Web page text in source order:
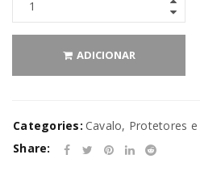
ADICIONAR
Categories: Cavalo, Protetores e
Share: